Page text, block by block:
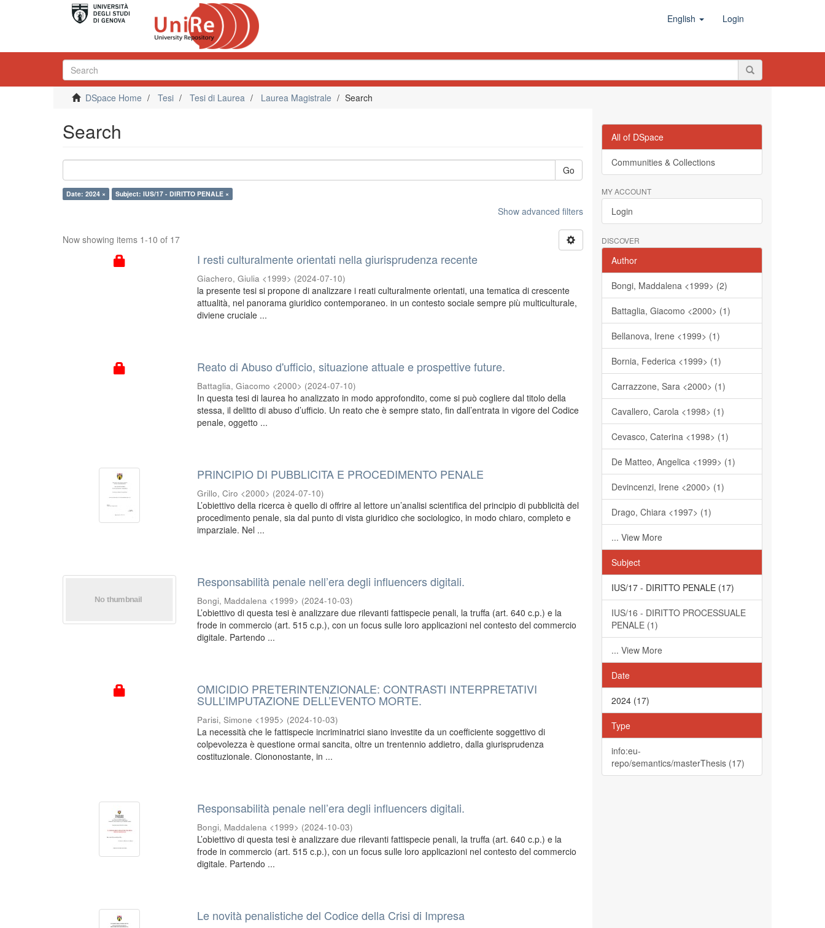
English Login
DSpace Home Tesi Tesi di Laurea Laurea Magistrale Search
Search
Go
Date: 2024 × Subject: IUS/17 - DIRITTO PENALE ×
Show advanced filters
Now showing items 1-10 of 17
I resti culturalmente orientati nella giurisprudenza recente
Giachero, Giulia <1999> (2024-07-10)
la presente tesi si propone di analizzare i reati culturalmente orientati, una tematica di crescente
attualità, nel panorama giuridico contemporaneo. in un contesto sociale sempre più multiculturale,
diviene cruciale ...
Reato di Abuso d'ufficio, situazione attuale e prospettive future.
Battaglia, Giacomo <2000> (2024-07-10)
In questa tesi di laurea ho analizzato in modo approfondito, come si può cogliere dal titolo della
stessa, il delitto di abuso d’ufficio. Un reato che è sempre stato, fin dall’entrata in vigore del Codice
penale, oggetto ...
PRINCIPIO DI PUBBLICITA E PROCEDIMENTO PENALE
Grillo, Ciro <2000> (2024-07-10)
L’obiettivo della ricerca è quello di offrire al lettore un’analisi scientifica del principio di pubblicità del
procedimento penale, sia dal punto di vista giuridico che sociologico, in modo chiaro, completo e
imparziale. Nel ...
Responsabilità penale nell’era degli influencers digitali.
Bongi, Maddalena <1999> (2024-10-03)
L’obiettivo di questa tesi è analizzare due rilevanti fattispecie penali, la truffa (art. 640 c.p.) e la
frode in commercio (art. 515 c.p.), con un focus sulle loro applicazioni nel contesto del commercio
digitale. Partendo ...
OMICIDIO PRETERINTENZIONALE: CONTRASTI INTERPRETATIVI
SULL’IMPUTAZIONE DELL’EVENTO MORTE.
Parisi, Simone <1995> (2024-10-03)
La necessità che le fattispecie incriminatrici siano investite da un coefficiente soggettivo di
colpevolezza è questione ormai sancita, oltre un trentennio addietro, dalla giurisprudenza
costituzionale. Ciononostante, in ...
Responsabilità penale nell’era degli influencers digitali.
Bongi, Maddalena <1999> (2024-10-03)
L’obiettivo di questa tesi è analizzare due rilevanti fattispecie penali, la truffa (art. 640 c.p.) e la
frode in commercio (art. 515 c.p.), con un focus sulle loro applicazioni nel contesto del commercio
digitale. Partendo ...
Le novità penalistiche del Codice della Crisi di Impresa
All of DSpace
Communities & Collections
MY ACCOUNT
Login
DISCOVER
Author
Bongi, Maddalena <1999> (2)
Battaglia, Giacomo <2000> (1)
Bellanova, Irene <1999> (1)
Bornia, Federica <1999> (1)
Carrazzone, Sara <2000> (1)
Cavallero, Carola <1998> (1)
Cevasco, Caterina <1998> (1)
De Matteo, Angelica <1999> (1)
Devincenzi, Irene <2000> (1)
Drago, Chiara <1997> (1)
... View More
Subject
IUS/17 - DIRITTO PENALE (17)
IUS/16 - DIRITTO PROCESSUALE
PENALE (1)
... View More
Date
2024 (17)
Type
info:eu-
repo/semantics/masterThesis (17)